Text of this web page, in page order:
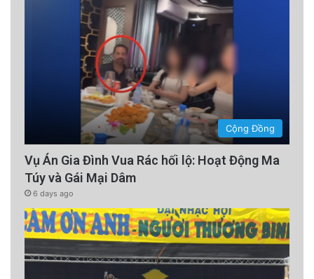
Cộng Đồng
Vụ Án Gia Đình Vua Rác hối lộ: Hoạt Động Ma
Túy và Gái Mại Dâm
6 days ago